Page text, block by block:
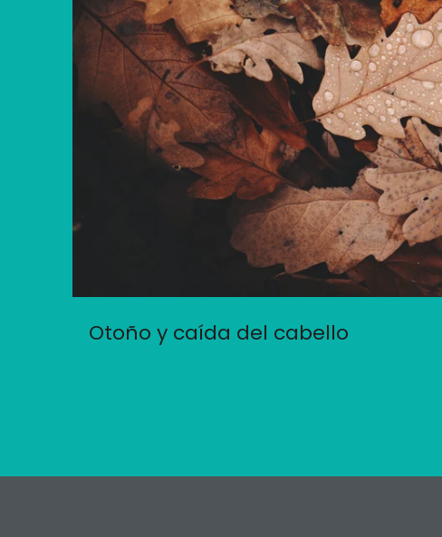
Otoño y caída del cabello